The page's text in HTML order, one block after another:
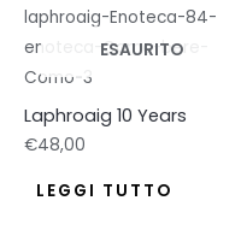
ESAURITO
Laphroaig 10 Years
€48,00
LEGGI TUTTO